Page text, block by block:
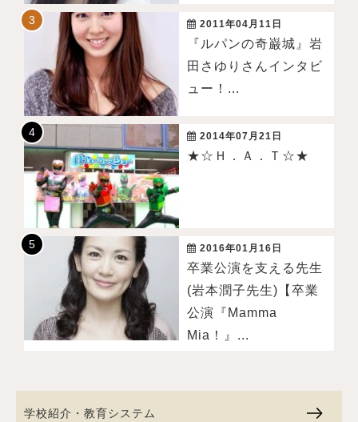
2011年04月11日
『ルパンの奇巌城』岩
田さゆりさんインタビ
ュー！...
2014年07月21日
★☆Ｈ．Ａ．Ｔ☆★
2016年01月16日
卒業公演を支える先生
(岩本潤子先生)【卒業
公演『Mamma
Mia！』...
学校紹介・教育システム